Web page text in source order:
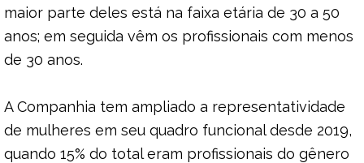
maior parte deles está na faixa etária de 30 a 50
anos; em seguida vêm os profissionais com menos
de 30 anos.
A Companhia tem ampliado a representatividade
de mulheres em seu quadro funcional desde 2019,
quando 15% do total eram profissionais do gênero